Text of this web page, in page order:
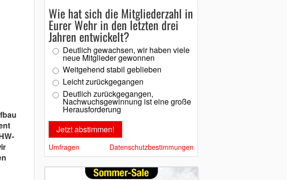
Wie hat sich die Mitgliederzahl in
Eurer Wehr in den letzten drei
Jahren entwickelt?
Deutlich gewachsen, wir haben viele
neue Mitglieder gewonnen
Weitgehend stabil geblieben
Leicht zurückgegangen
Deutlich zurückgegangen,
Nachwuchsgewinnung ist eine große
Herausforderung
Umfragen Datenschutzbestimmungen